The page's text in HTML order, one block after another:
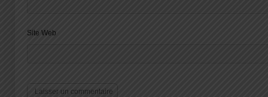
Site Web